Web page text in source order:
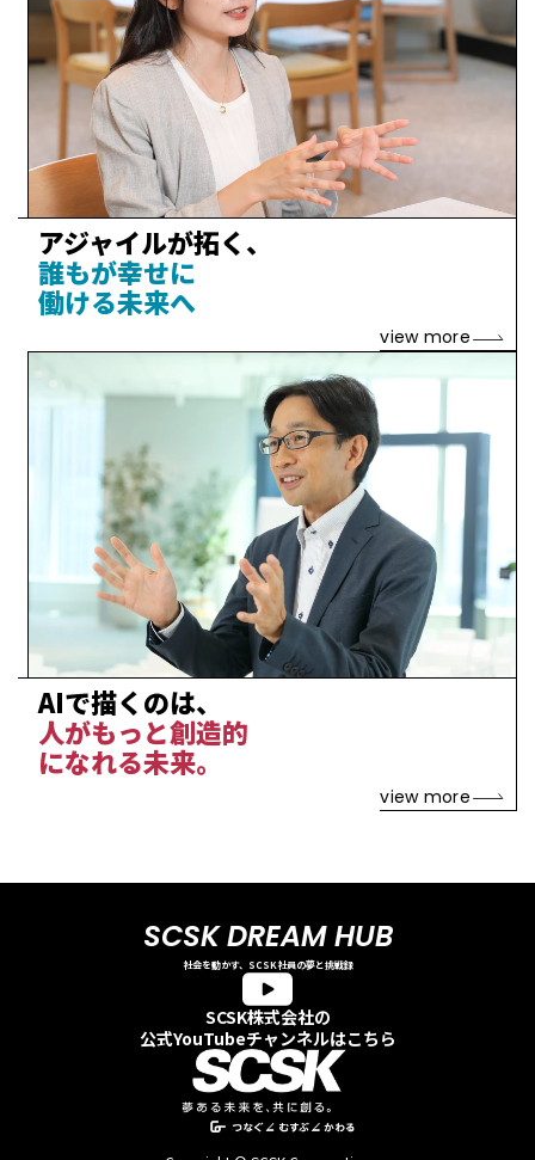
アジャイルが拓く、
誰もが幸せに
働ける未来へ
view more
AIで描くのは、
人がもっと創造的
になれる未来。
view more
SCSK DREAM HUB
社会を動かす、SCSK社員の夢と挑戦録
SCSK株式会社の
公式YouTubeチャンネルはこちら